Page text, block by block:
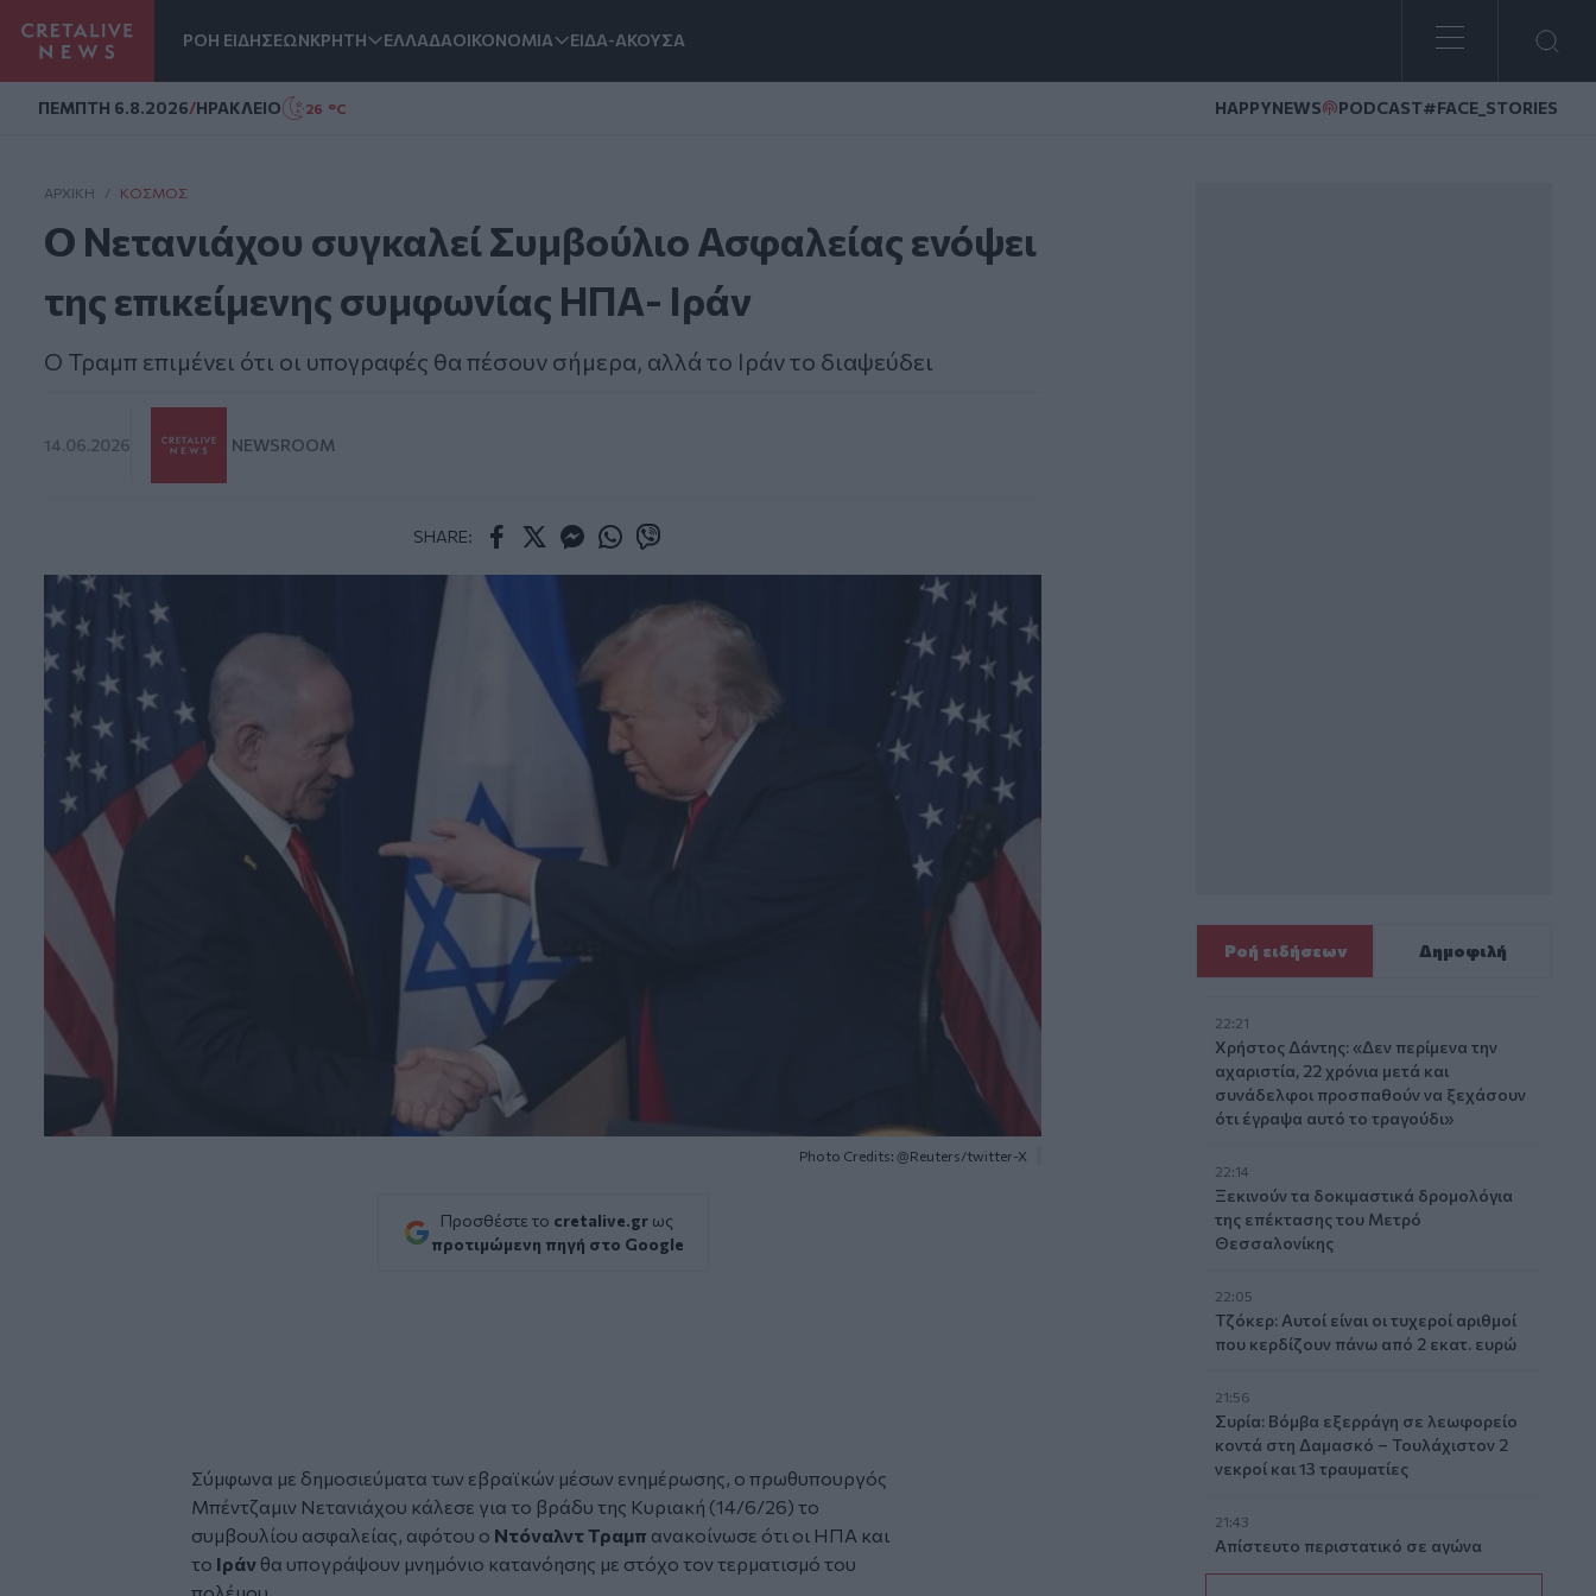
ΡΟΗ ΕΙΔΗΣΕΩΝΚΡΗΤΗ ΕΛΛΑΔΑΟΙΚΟΝΟΜΙΑ ΕΙΔΑ-ΑΚΟΥΣΑ
ΠΕΜΠΤΗ 6.8.2026/ΗΡΑΚΛΕΙΟ 26 °C HAPPYNEWS PODCAST#FACE_STORIES
ΑΡΧΙΚΗ / ΚΌΣΜΟΣ
Ο Νετανιάχου συγκαλεί Συμβούλιο Ασφαλείας ενόψει
της επικείμενης συμφωνίας ΗΠΑ- Ιράν
Ο Τραμπ επιμένει ότι οι υπογραφές θα πέσουν σήμερα, αλλά το Ιράν το διαψεύδει
14.06.2026 NEWSROOM
SHARE:
Photo Credits: @Reuters/twitter-X
Προσθέστε το cretalive.gr ως
προτιμώμενη πηγή στο Google
Σύμφωνα με δημοσιεύματα των εβραϊκών μέσων ενημέρωσης, ο πρωθυπουργός
Μπέντζαμιν Νετανιάχου κάλεσε για το βράδυ της Κυριακή (14/6/26) το
συμβουλίου ασφαλείας, αφότου ο Ντόναλντ Τραμπ ανακοίνωσε ότι οι ΗΠΑ και
το Ιράν θα υπογράψουν μνημόνιο κατανόησης με στόχο τον τερματισμό του
Ροή ειδήσεων Δημοφιλή
22:21
Χρήστος Δάντης: «Δεν περίμενα την
αχαριστία, 22 χρόνια μετά και
συνάδελφοι προσπαθούν να ξεχάσουν
ότι έγραψα αυτό το τραγούδι»
22:14
Ξεκινούν τα δοκιμαστικά δρομολόγια
της επέκτασης του Μετρό
Θεσσαλονίκης
22:05
Τζόκερ: Αυτοί είναι οι τυχεροί αριθμοί
που κερδίζουν πάνω από 2 εκατ. ευρώ
21:56
Συρία: Βόμβα εξερράγη σε λεωφορείο
κοντά στη Δαμασκό – Τουλάχιστον 2
νεκροί και 13 τραυματίες
21:43
Απίστευτο περιστατικό σε αγώνα
μπέιζμπολ: Μπαστούνι παίκτη